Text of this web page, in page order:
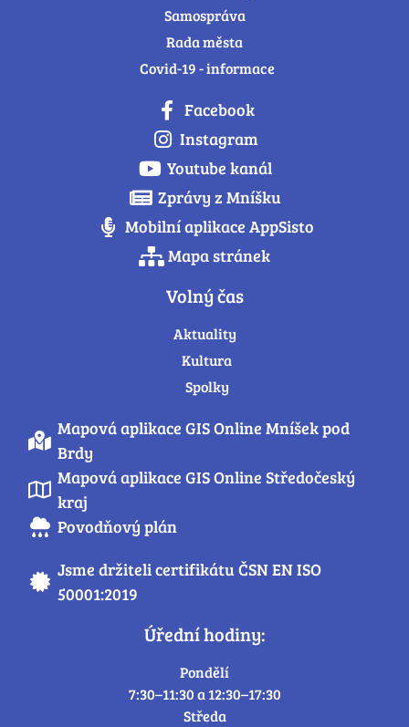
Samospráva
Rada města
Covid-19 - informace
Facebook
Instagram
Youtube kanál
Zprávy z Mníšku
Mobilní aplikace AppSisto
Mapa stránek
Volný čas
Aktuality
Kultura
Spolky
Mapová aplikace GIS Online Mníšek pod
Brdy
Mapová aplikace GIS Online Středočeský
kraj
Povodňový plán
Jsme držiteli certifikátu ČSN EN ISO
50001:2019
Úřední hodiny:
Pondělí
7:30–11:30 a 12:30–17:30
Středa